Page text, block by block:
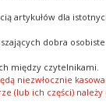
artykułów dla
dobra
między czytelnikami.
niezwłocznie
(lub ich części)